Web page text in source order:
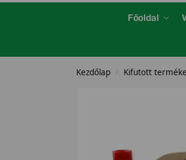
Főoldal
Kezdőlap / Kifutott